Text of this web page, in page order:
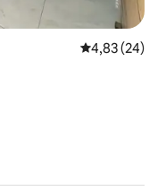
Vidējais
4,83 (24)